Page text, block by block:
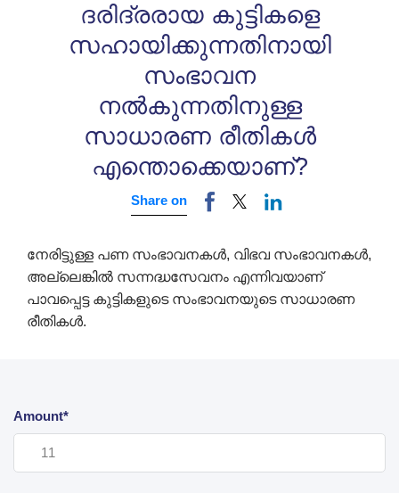
ദരിദ്രരായ കുട്ടികളെ
സഹായിക്കുന്നതിനായി
സംഭാവന
നൽകുന്നതിനുള്ള
സാധാരണ രീതികൾ
എന്തൊക്കെയാണ്?
Share on
നേരിട്ടുള്ള പണ സംഭാവനകൾ, വിഭവ സംഭാവനകൾ,
അല്ലെങ്കിൽ സന്നദ്ധസേവനം എന്നിവയാണ്
പാവപ്പെട്ട കുട്ടികളുടെ സംഭാവനയുടെ സാധാരണ
രീതികൾ.
Amount*